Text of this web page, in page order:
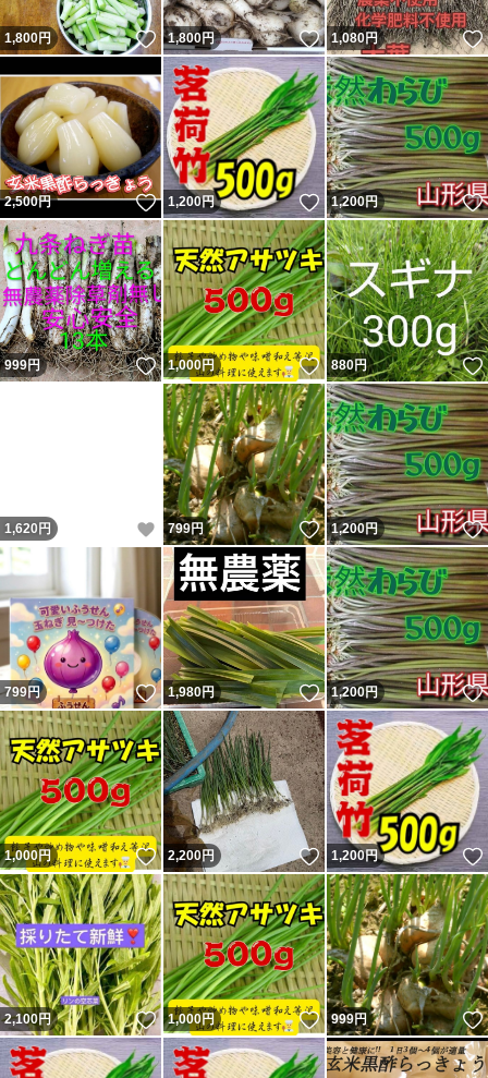
1,800円 いいね！
1,800円 いいね！
1,080円
2,500円 いいね！
1,200円 いいね！
1,200円
999円 いいね！
1,000円 いいね！
880円
1,620 円 いいね！
799円 いいね！
1,200円
799円 いいね！
1,980円 いいね！
1,200円
1,000円 いいね！
2,200円 いいね！
1,200円
2,100円 いいね！
1,000円 いいね！
999円